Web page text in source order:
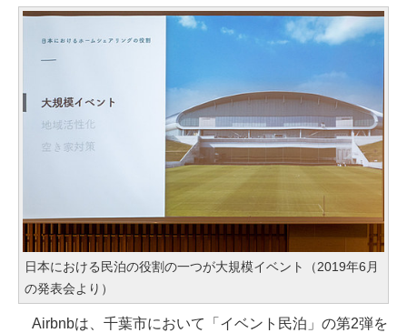
日本における民泊の役割の一つが大規模イベント（2019年6月
の発表会より）
Airbnbは、千葉市において「イベント民泊」の第2弾を